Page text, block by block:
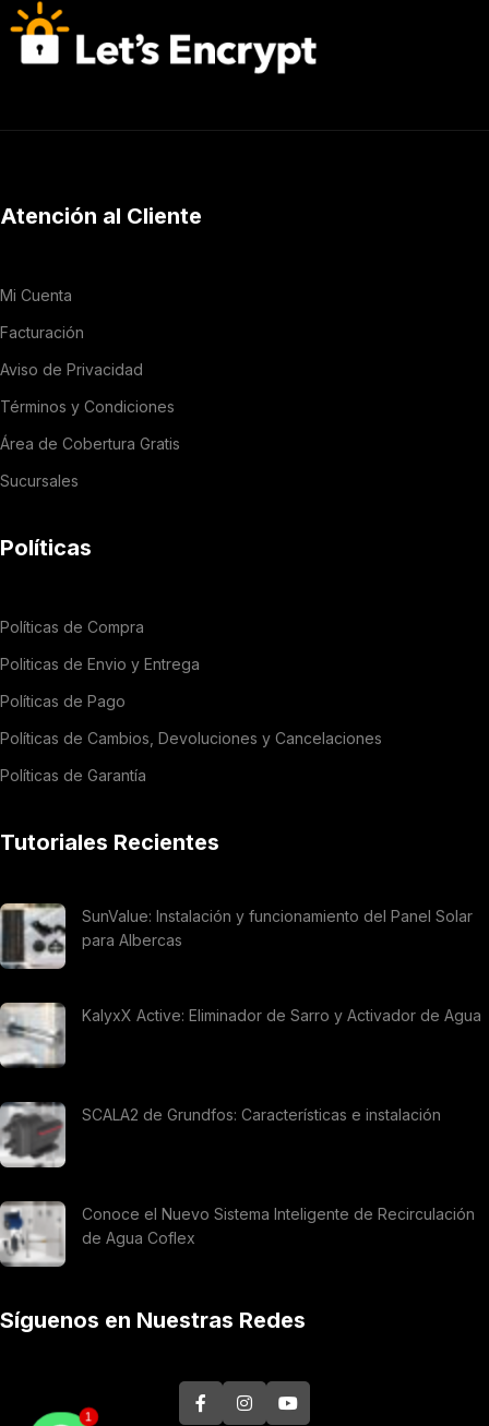
Atención al Cliente
Mi Cuenta
Facturación
Aviso de Privacidad
Términos y Condiciones
Área de Cobertura Gratis
Sucursales
Políticas
Políticas de Compra
Politicas de Envio y Entrega
Políticas de Pago
Políticas de Cambios, Devoluciones y Cancelaciones
Políticas de Garantía
Tutoriales Recientes
SunValue: Instalación y funcionamiento del Panel Solar
para Albercas
KalyxX Active: Eliminador de Sarro y Activador de Agua
SCALA2 de Grundfos: Características e instalación
Conoce el Nuevo Sistema Inteligente de Recirculación
de Agua Coflex
Síguenos en Nuestras Redes
1